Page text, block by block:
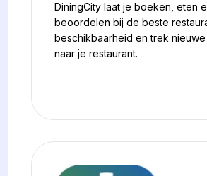
DiningCity laat je boeken, eten
beoordelen bij de beste
beschikbaarheid en trek
naar je restaurant.